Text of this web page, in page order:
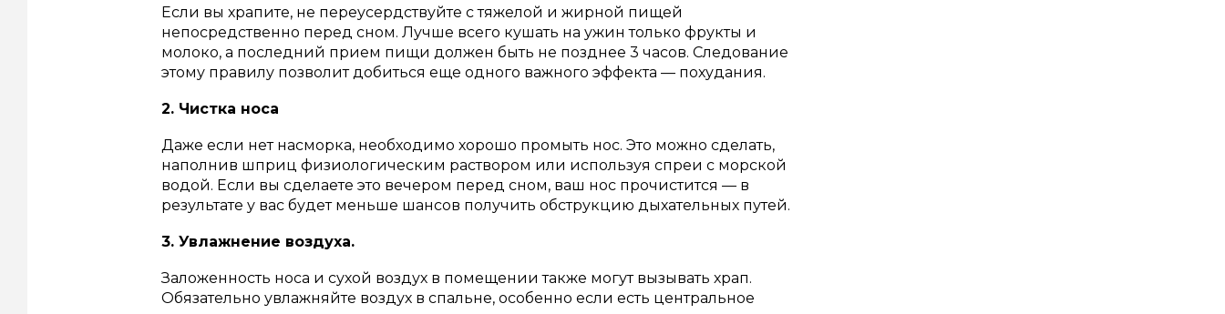
Если вы храпите, не переусердствуйте с тяжелой и жирной пищей
непосредственно перед сном. Лучше всего кушать на ужин только фрукты и
молоко, а последний прием пищи должен быть не позднее 3 часов. Следование
этому правилу позволит добиться еще одного важного эффекта — похудания.
2. Чистка носа
Даже если нет насморка, необходимо хорошо промыть нос. Это можно сделать,
наполнив шприц физиологическим раствором или используя спреи с морской
водой. Если вы сделаете это вечером перед сном, ваш нос прочистится — в
результате у вас будет меньше шансов получить обструкцию дыхательных путей.
3. Увлажнение воздуха.
Заложенность носа и сухой воздух в помещении также могут вызывать храп.
Обязательно увлажняйте воздух в спальне, особенно если есть центральное